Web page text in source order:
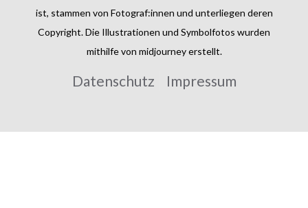
ist, stammen von Fotograf:innen und unterliegen deren
Copyright. Die Illustrationen und Symbolfotos wurden
mithilfe von midjourney erstellt.
Datenschutz Impressum